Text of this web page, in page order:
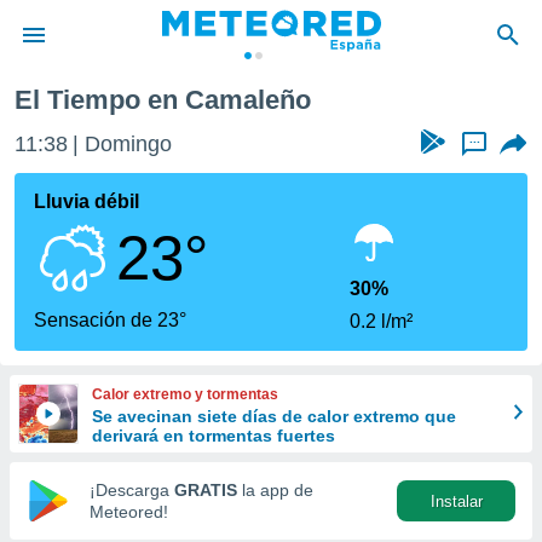
de
por
se
calidad.
a este
las
y
forma
digital
basada
El Tiempo en Camaleño
11:38 Domingo ...
Lluvia débil
23°
Sensación de 23°
30%
0.2 l/m²
Calor extremo y tormentas
Se avecinan siete días de calor extremo que
derivará en tormentas fuertes
¡Descarga GRATIS la app de
Meteored!
Instalar